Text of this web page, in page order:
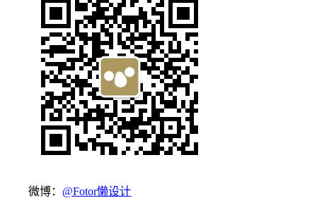
微博： @Fotor懒设计